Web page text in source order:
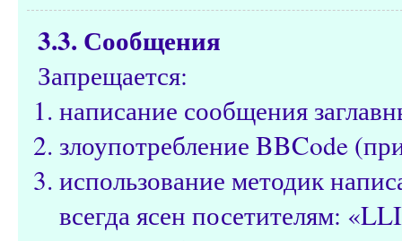
3.3. Сообщения
Запрещается:
написание сообщения
злоупотребление BBCode
использование методик
всегда ясен посетителям: